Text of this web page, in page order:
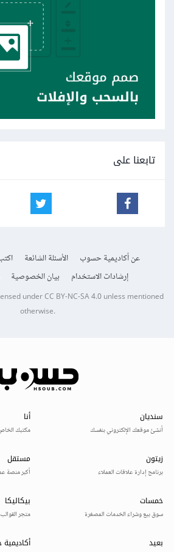
تابعنا على
عن أكاديمية حسوب الأسئلة الشائعة
إرشادات الاستخدام
بيان الخصوصية
underCC BY-NC-SA 4.0unless mentioned
otherwise.